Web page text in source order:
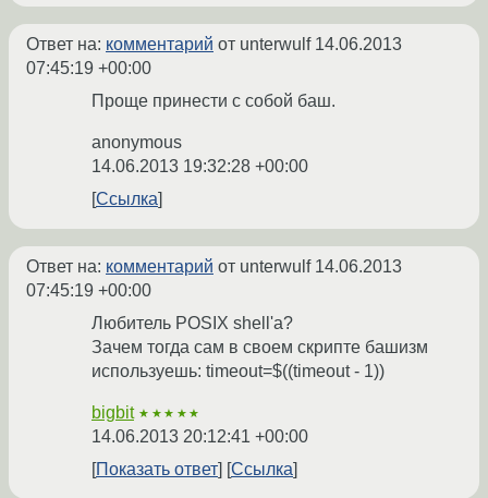
Ответ на: комментарий от unterwulf 14.06.2013
07:45:19 +00:00
Проще принести с собой баш.
anonymous
14.06.2013 19:32:28 +00:00
Ссылка
Ответ на: комментарий от unterwulf 14.06.2013
07:45:19 +00:00
Любитель POSIX shell'а?
Зачем тогда сам в своем скрипте башизм
используешь: timeout=$((timeout - 1))
bigbit ★★★★★
14.06.2013 20:12:41 +00:00
Показать ответ
Ссылка